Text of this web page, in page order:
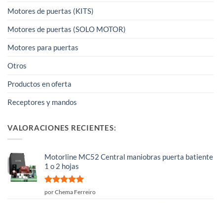
Motores de puertas (KITS)
Motores de puertas (SOLO MOTOR)
Motores para puertas
Otros
Productos en oferta
Receptores y mandos
VALORACIONES RECIENTES:
Motorline MC52 Central maniobras puerta batiente
1 o 2 hojas
Valorado
por Chema Ferreiro